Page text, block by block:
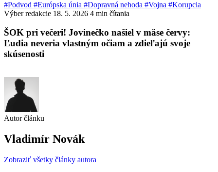
#Podvod #Európska únia #Dopravná nehoda #Vojna #Korupcia
Výber redakcie 18. 5. 2026 4 min čítania
ŠOK pri večeri! Jovinečko našiel v mäse červy:
Ľudia neveria vlastným očiam a zdieľajú svoje
skúsenosti
Autor článku
Vladimír Novák
Zobraziť všetky články autora